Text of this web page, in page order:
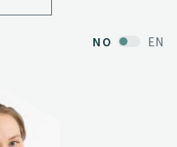
NO EN